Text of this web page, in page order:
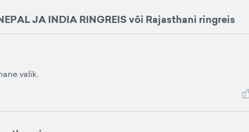
JA INDIA RINGREIS või Rajasthani ringreis
valik.